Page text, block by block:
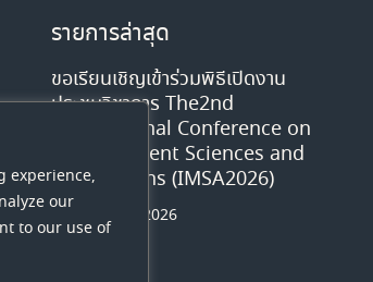
experience,
our
to our use of
รายการล่าสุด
ขอเรียนเชิญเข้าร่วมพิธีเปิดงาน
ประชุมวิชาการ The2nd
International Conference on
Measurement Sciences and
Applications (IMSA2026)
6 สิงหาคม 2026